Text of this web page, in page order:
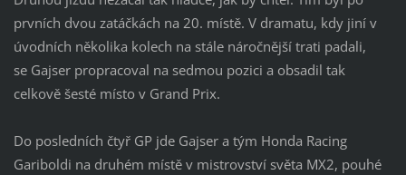
prvních dvou zatáčkách na 20. místě. V dramatu, kdy jiní v
úvodních několika kolech na stále náročnější trati padali,
se Gajser propracoval na sedmou pozici a obsadil tak
celkově šesté místo v Grand Prix.
Do posledních čtyř GP jde Gajser a tým Honda Racing
Gariboldi na druhém místě v mistrovství světa MX2, pouhé